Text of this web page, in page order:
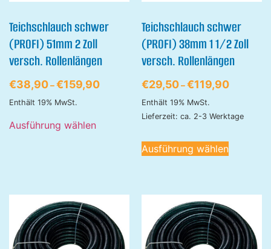
Teichschlauch schwer
(PROFI) 51mm 2 Zoll
versch. Rollenlängen
€38,90–€159,90
Enthält 19% MwSt.
Ausführung wählen
Teichschlauch schwer
(PROFI) 38mm 1 1/2 Zoll
versch. Rollenlängen
€29,50–€119,90
Enthält 19% MwSt.
Lieferzeit: ca. 2-3 Werktage
Ausführung wählen